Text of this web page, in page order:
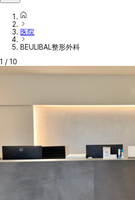
医院
BEULIBAL整形外科
1 / 10